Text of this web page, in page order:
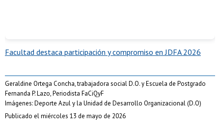
Facultad destaca participación y compromiso en JDFA 2026
Geraldine Ortega Concha, trabajadora social D.O. y Escuela de Postgrado
Fernanda P. Lazo, Periodista FaCiQyF
Imágenes: Deporte Azul y la Unidad de Desarrollo Organizacional (D.O)
Publicado el miércoles 13 de mayo de 2026